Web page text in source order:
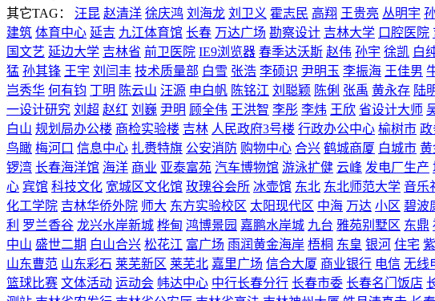
其它TAG： 汪昆 赵清洋 徐庆鸿 刘海龙 刘卫义 霍志民 高翔 王贵亮 丛明宇
建筑 体育中心 延吉 九江体育馆 长春 万达广场 勘察设计 吉林大学 口腔医院
国文艺 延边大学 吉林省 前卫医院 IE9浏览器 春季达沃斯 赵伟 孙宇 徐凯 白
猛 孙其锋 王宇 刘闫丰 技术质量部 白雪 张浩 李硕识 尹明玉 李振海 王佳男
岂秀华 何有钧 丁明 陈云山 汪源 申白帆 陈铭江 刘聪颖 陈俐 张禹 黄永存 陆
一设计研究 刘超 赵红 刘巍 尹明 顾全伟 王洪智 李彤 李炜 王欣 省设计大师
白山 规划局办公楼 商检实验楼 吉林 人民政府3号楼 行政办公中心 榆树市 政
鸟瞰 梅河口 信息中心 扎赉特旗 公安消防 购物中心 合兴 鹤城商厦 白城市 黄
锣湾 长春海洋馆 海洋 商业 亚泰富苑 汽车博物馆 游泳扩健 云峰 发电厂生产
心 宾馆 科技文化 宽城区文化馆 玫瑰谷会所 冰壶馆 东北 东北师范大学 音乐
化工学院 吉林华侨外院 师大 东方实验校区 太阳现代区 中海 万达 小区 碧波
利 罗兰香谷 龙兴水岸新城 桦甸 鸿博景园 嘉鹏水岸城 九台 雅苑别墅区 东鼎
中山 盛世二期 白山合兴 松花江 富广场 雨润黄金海岸 梧桐 东皇 银河 住宅
山东曹范 山东彩石 莱芜新区 莱芜北 嘉里广场 信合大厦 商业银行 电信 无线
篮球比赛 文体活动 运动会 帏达中心 中行长春分行 长春市委 长春名门饭店